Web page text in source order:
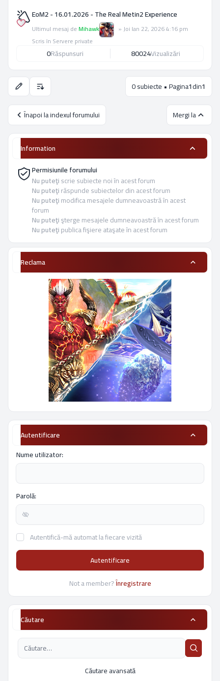
EoM2 - 16.01.2026 - The Real Metin2 Experience
Ultimul mesaj deMihawk » Joi Ian 22, 2026 4:16 pm
Scris în Servere private
0Răspunsuri 80024Vizualizări
Opţiuni de sortare şi afişare. 0 subiecte • Pagina1din1
Înapoi la indexul forumului Mergi la
Information
Permisiunile forumului
Nu puteţiscrie subiecte noi în acest forum
Nu puteţirăspunde subiectelor din acest forum
Nu puteţimodifica mesajele dumneavoastră în acest
forum
Nu puteţişterge mesajele dumneavoastră în acest forum
Nu puteţipublica fişiere ataşate în acest forum
Reclama
Autentificare
Nume utilizator:
Parolă:
Autentifică-mă automat la fiecare vizită
Autentificare
Not a member?Înregistrare
Căutare
Căutare avansată